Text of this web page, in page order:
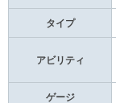
タイプ
アビリティ
ゲージ